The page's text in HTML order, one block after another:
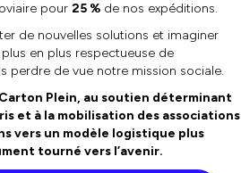
pour 25 % de nos expéditions.
de nouvelles solutions et imaginer
en plus respectueuse de
perdre de vue notre mission sociale.
Plein, au soutien déterminant
et à la mobilisation des associations
vers un modèle logistique plus
tourné vers l’avenir.